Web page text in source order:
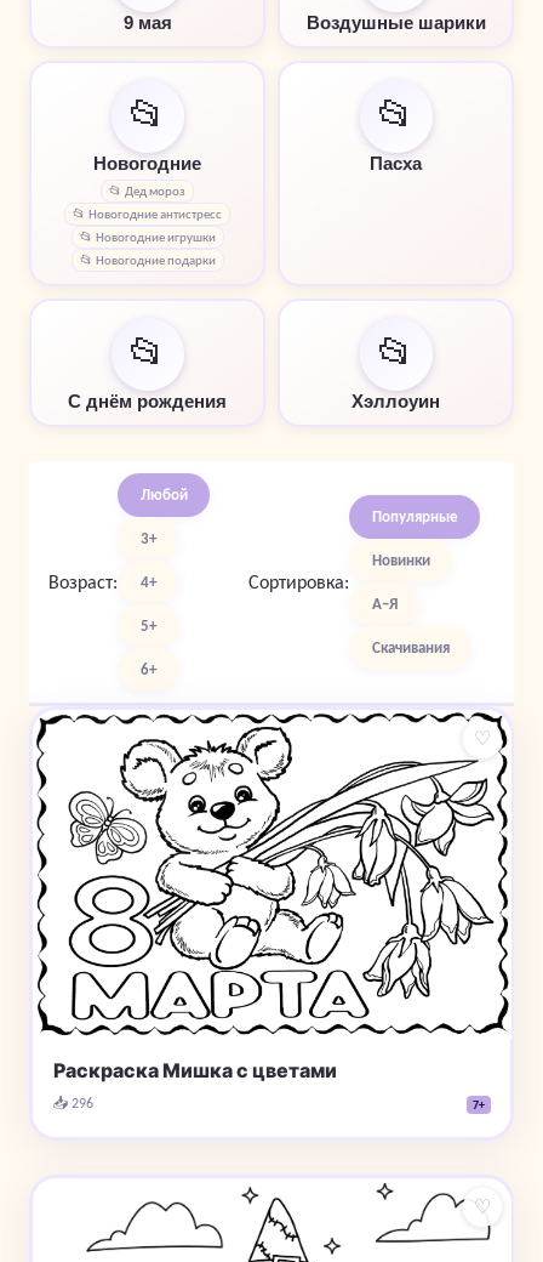
9 мая Воздушные шарики
📂
Новогодние
📂 Дед мороз
📂 Новогодние антистресс
📂 Новогодние игрушки
📂 Новогодние подарки
📂
Пасха
📂
С днём рождения
📂
Хэллоуин
Возраст:
Любой
3+
4+
5+
6+
Сортировка:
Популярные
Новинки
А–Я
Скачивания
♡
Раскраска Мишка с цветами
📥 296 7+
♡